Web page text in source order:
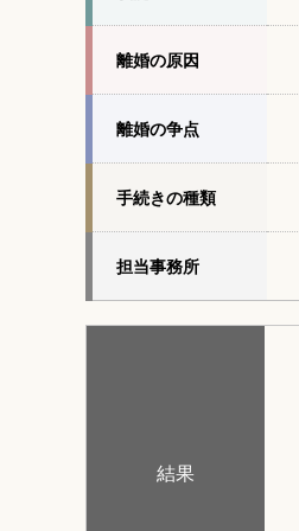
離婚の原因
離婚の争点
手続きの種類
担当事務所
結果